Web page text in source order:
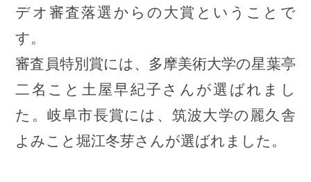
デオ審査落選からの大賞ということで
す。
審査員特別賞には、多摩美術大学の星葉亭
二名こと土屋早紀子さんが選ばれまし
た。岐阜市長賞には、筑波大学の麗久舎
よみこと堀江冬芽さんが選ばれました。